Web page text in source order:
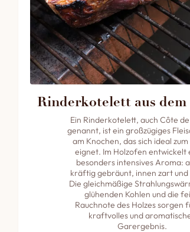
Rinderkotelett aus dem
Ein Rinderkotelett, auch Côte
genannt, ist ein großzügiges
am Knochen, das sich ideal zum
eignet. Im Holzofen entwickelt
besonders intensives Aroma:
kräftig gebräunt, innen zart
Die gleichmäßige
glühenden Kohlen und die
Rauchnote des Holzes sorgen
kraftvolles und
Garergebnis.